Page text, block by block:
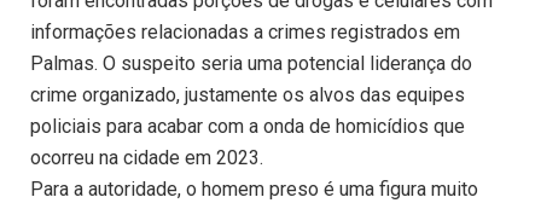
informações relacionadas a crimes registrados em
Palmas. O suspeito seria uma potencial liderança do
crime organizado, justamente os alvos das equipes
policiais para acabar com a onda de homicídios que
ocorreu na cidade em 2023.
Para a autoridade, o homem preso é uma figura muito